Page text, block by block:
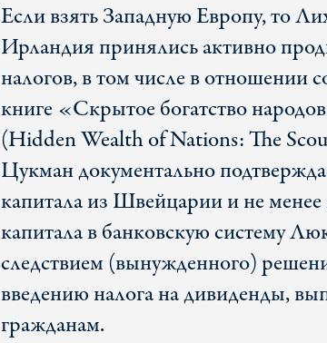
Если взять Западную Европу, то
Ирландия принялись активно
налогов, в том числе в отношении
книге «Скрытое богатство
(Hidden Wealth of Nations: The
Цукман документально
капитала из Швейцарии и не
капитала в банковскую систему
следствием (вынужденного)
введению налога на дивиденды,
гражданам.